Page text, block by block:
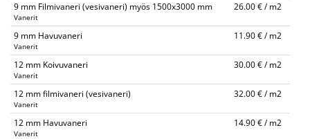
9 mm Filmivaneri (vesivaneri) myös 1500x3000 mm
Vanerit
26.00 € / m2
9 mm Havuvaneri
Vanerit
11.90 € / m2
12 mm Koivuvaneri
Vanerit
30.00 € / m2
12 mm filmivaneri (vesivaneri)
Vanerit
32.00 € / m2
12 mm Havuvaneri
Vanerit
14.90 € / m2